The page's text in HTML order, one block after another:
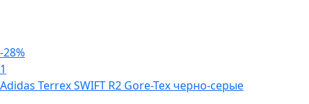
-28%
1
Adidas Terrex SWIFT R2 Gore-Tex черно-серые